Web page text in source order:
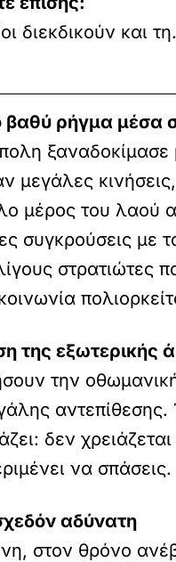
διεκδικούν και
ρήγμα μέσα
ξαναδοκίμασε
μεγάλες
μέρος του λαού
με
της εξωτερικής
την
δεν
να σπάσεις.
αδύνατη
στον θρόνο